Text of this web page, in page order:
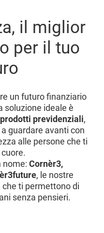
il miglior
per il tuo
un futuro finanziario
soluzione ideale è
prodotti previdenziali,
guardare avanti con
alle persone che ti
nome: Cornèr3,
, le nostre
che ti permettono di
senza pensieri.